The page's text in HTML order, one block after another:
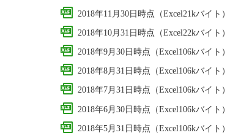
2018年11月30日時点（Excel21kバイト）
2018年10月31日時点（Excel22kバイト）
2018年9月30日時点（Excel106kバイト）
2018年8月31日時点（Excel106kバイト）
2018年7月31日時点（Excel106kバイト）
2018年6月30日時点（Excel106kバイト）
2018年5月31日時点（Excel106kバイト）